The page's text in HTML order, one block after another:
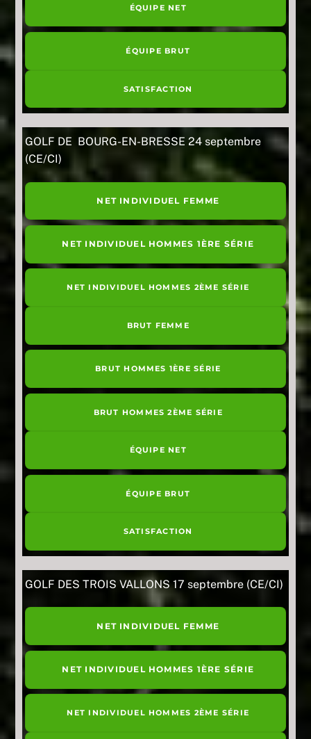
ÉQUIPE NET
ÉQUIPE BRUT
SATISFACTION
GOLF DE BOURG-EN-BRESSE 24 septembre
(CE/CI)
NET INDIVIDUEL FEMME
NET INDIVIDUEL HOMMES 1ÈRE SÉRIE
NET INDIVIDUEL HOMMES 2ÈME SÉRIE
BRUT FEMME
BRUT HOMMES 1ÈRE SÉRIE
BRUT HOMMES 2ÈME SÉRIE
ÉQUIPE NET
ÉQUIPE BRUT
SATISFACTION
GOLF DES TROIS VALLONS 17 septembre (CE/CI)
NET INDIVIDUEL FEMME
NET INDIVIDUEL HOMMES 1ÈRE SÉRIE
NET INDIVIDUEL HOMMES 2ÈME SÉRIE